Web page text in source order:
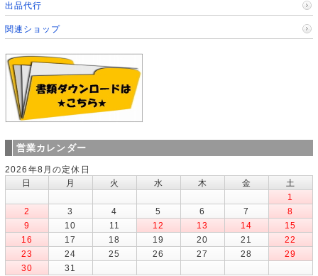
出品代行
関連ショップ
営業カレンダー
2026年8月の定休日
日
月 火 水 木 金
土
1
2
3 4 5 6 7
8
9
10 11 12 13 14
15
16
17 18 19 20 21
22
23
24 25 26 27 28
29
30
31